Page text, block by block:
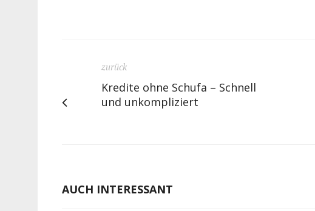
zurück
Kredite ohne Schufa – Schnell
und unkompliziert
AUCH INTERESSANT